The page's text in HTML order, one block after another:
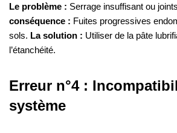
Le problème : Serrage insuffisant ou
conséquence : Fuites progressives
sols. La solution : Utiliser de la pâte
l’étanchéité.
Erreur n°4 :
système